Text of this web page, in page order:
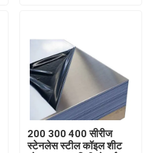
200 300 400 सीरीज
स्टेनलेस स्टील कॉइल शीट